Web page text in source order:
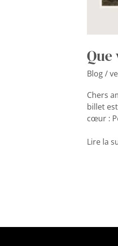
Blog/
Chers
billet
cœur :
Lire la